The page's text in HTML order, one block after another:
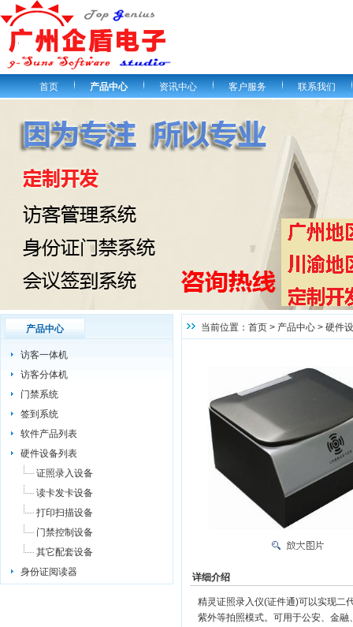
首页 产品中心 资讯中心 客户服务 联系我们
产品中心
访客一体机
访客分体机
门禁系统
签到系统
软件产品列表
硬件设备列表
证照录入设备
读卡发卡设备
打印扫描设备
门禁控制设备
其它配套设备
身份证阅读器
当前位置： 首页 > 产品中心 > 硬件
详细介绍
精灵证照录入仪(证件通)可以实现二
紫外等拍照模式。可用于公安、金